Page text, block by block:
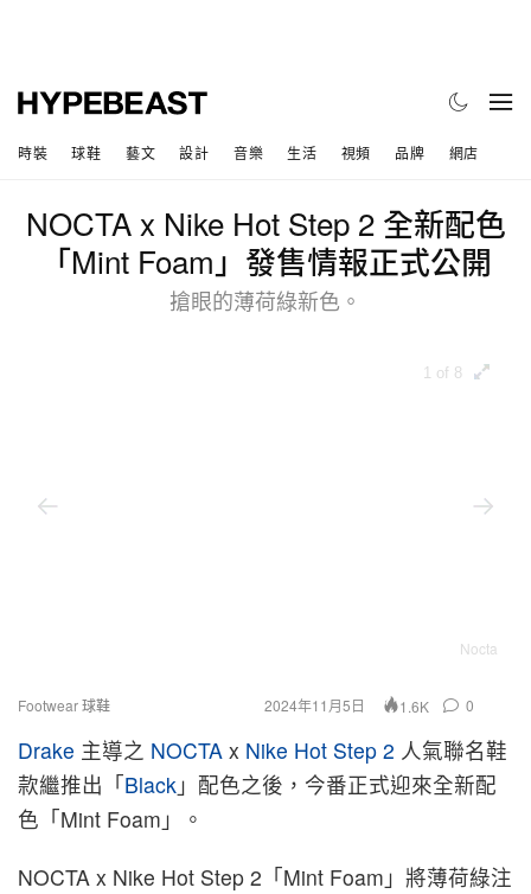
時裝 球鞋 藝文 設計 音樂 生活 視頻 品牌 網店
NOCTA x Nike Hot Step 2 全新配色
「Mint Foam」發售情報正式公開
搶眼的薄荷綠新色。
1 of 8
Nocta
Footwear 球鞋 2024年11月5日 1.6K 0
Drake 主導之 NOCTA x Nike Hot Step 2 人氣聯名鞋
款繼推出「Black」配色之後，今番正式迎來全新配
色「Mint Foam」。
NOCTA x Nike Hot Step 2「Mint Foam」將薄荷綠注